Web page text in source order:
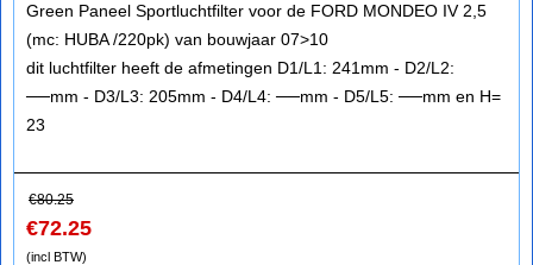
Green Paneel Sportluchtfilter voor de FORD MONDEO IV 2,5
(mc: HUBA /220pk) van bouwjaar 07>10
dit luchtfilter heeft de afmetingen D1/L1: 241mm - D2/L2:
──mm - D3/L3: 205mm - D4/L4: ──mm - D5/L5: ──mm en H=
23
€80.25
€72.25
(incl BTW)